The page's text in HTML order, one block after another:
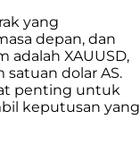
yang
depan, dan
adalah XAUUSD,
dolar AS.
penting untuk
keputusan yang